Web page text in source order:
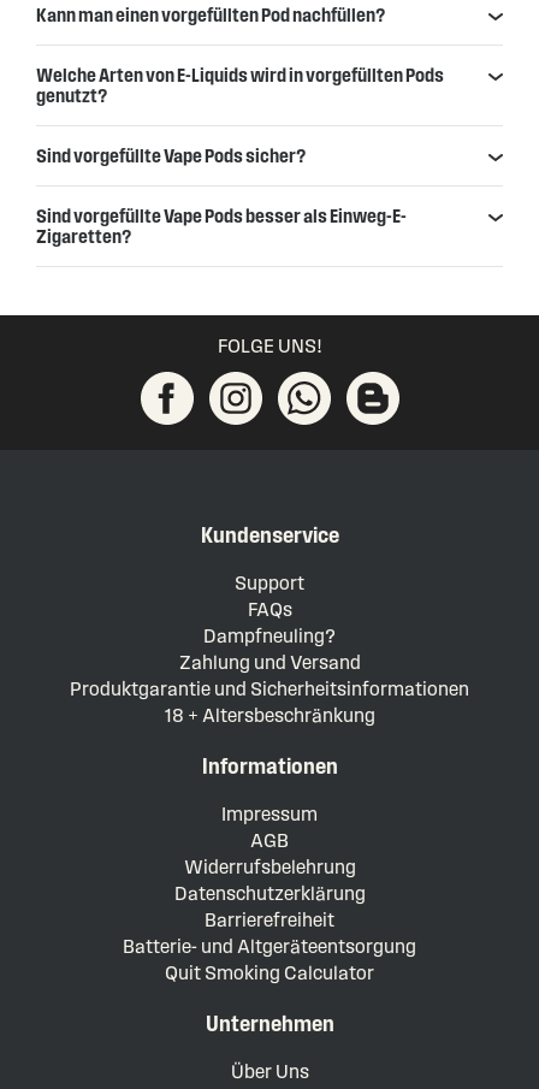
Kann man einen vorgefüllten Pod nachfüllen?
Welche Arten von E-Liquids wird in vorgefüllten Pods
genutzt?
Sind vorgefüllte Vape Pods sicher?
Sind vorgefüllte Vape Pods besser als Einweg-E-
Zigaretten?
FOLGE UNS!
Kundenservice
Support
FAQs
Dampfneuling?
Zahlung und Versand
Produktgarantie und Sicherheitsinformationen
18 + Altersbeschränkung
Informationen
Impressum
AGB
Widerrufsbelehrung
Datenschutzerklärung
Barrierefreiheit
Batterie- und Altgeräteentsorgung
Quit Smoking Calculator
Unternehmen
Über Uns